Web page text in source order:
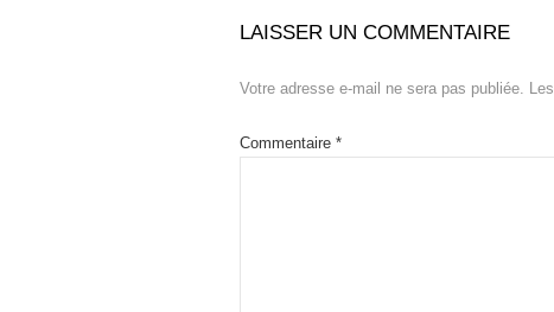
LAISSER UN COMMENTAIRE
Votre adresse e-mail ne sera pas publiée.
Commentaire *